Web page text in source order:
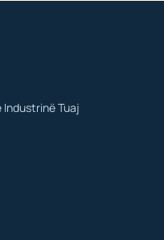
Industrinë Tuaj